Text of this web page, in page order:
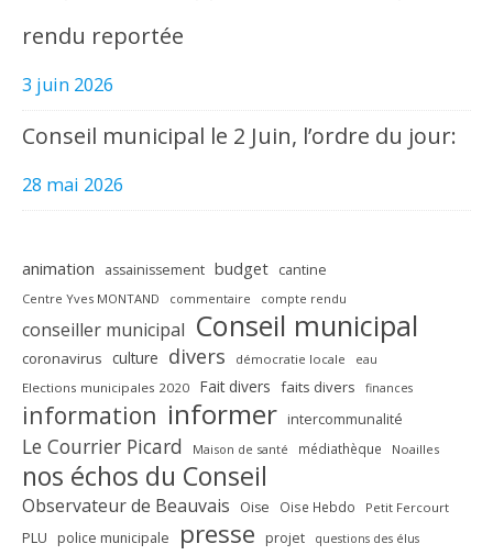
rendu reportée
3 juin 2026
Conseil municipal le 2 Juin, l’ordre du jour:
28 mai 2026
animation assainissement budget cantine
Centre Yves MONTAND commentaire compte rendu
conseiller municipal Conseil municipal
coronavirus culture divers démocratie locale eau
Elections municipales 2020 Fait divers faits divers finances
information informer intercommunalité
Le Courrier Picard Maison de santé médiathèque Noailles
nos échos du Conseil
Observateur de Beauvais Oise Oise Hebdo Petit Fercourt
PLU police municipale presse projet questions des élus